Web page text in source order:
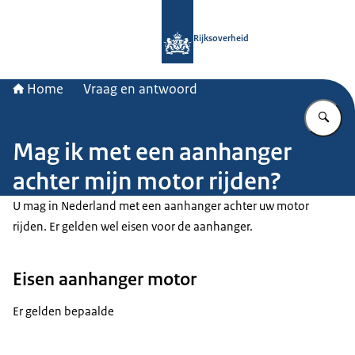
Rijksoverheid
Home Vraag en antwoord
Mag ik met een aanhanger
achter mijn motor rijden?
U mag in Nederland met een aanhanger achter uw motor
rijden. Er gelden wel eisen voor de aanhanger.
Eisen aanhanger motor
Er gelden bepaalde